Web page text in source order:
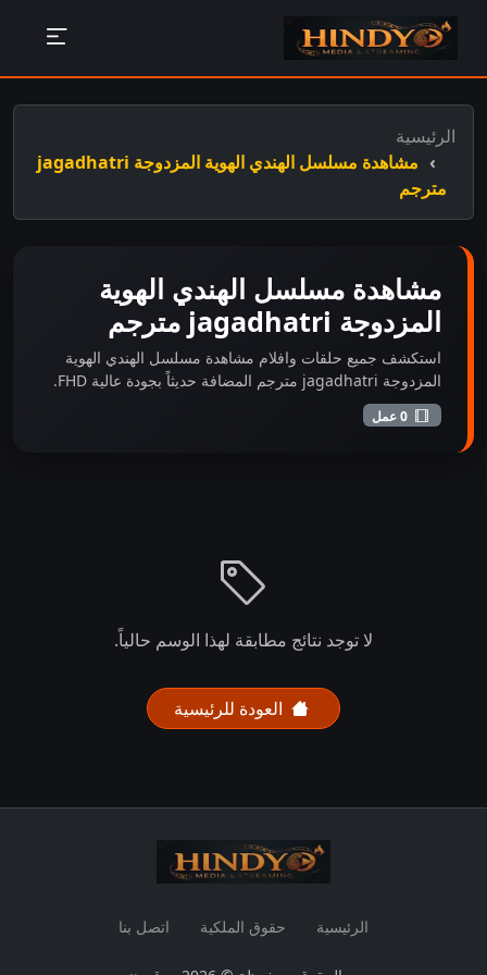
الرئيسية
مشاهدة مسلسل الهندي الهوية المزدوجة jagadhatri
مترجم
مشاهدة مسلسل الهندي الهوية
المزدوجة jagadhatri مترجم
استكشف جميع حلقات وافلام مشاهدة مسلسل الهندي الهوية
المزدوجة jagadhatri مترجم المضافة حديثاً بجودة عالية FHD.
لا توجد نتائج مطابقة لهذا الوسم حالياً.
العودة للرئيسية
الرئيسية حقوق الملكية اتصل بنا